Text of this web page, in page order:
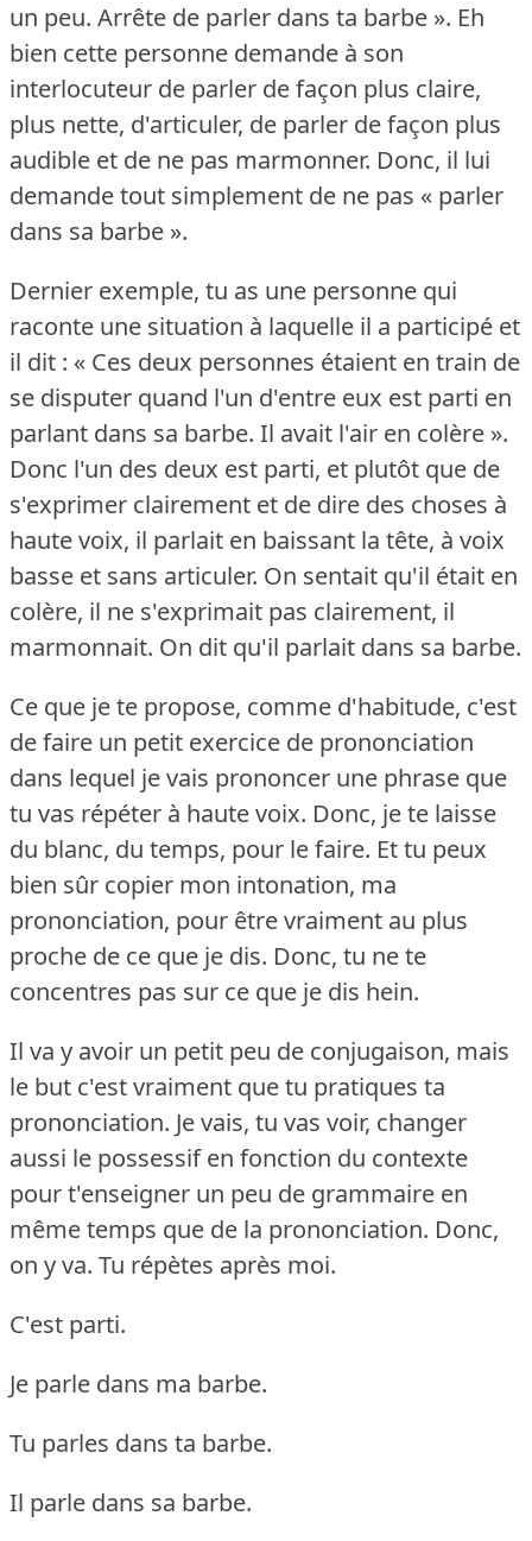
un peu. Arrête de parler dans ta barbe ». Eh
bien cette personne demande à son
interlocuteur de parler de façon plus claire,
plus nette, d'articuler, de parler de façon plus
audible et de ne pas marmonner. Donc, il lui
demande tout simplement de ne pas « parler
dans sa barbe ».
Dernier exemple, tu as une personne qui
raconte une situation à laquelle il a participé et
il dit : « Ces deux personnes étaient en train de
se disputer quand l'un d'entre eux est parti en
parlant dans sa barbe. Il avait l'air en colère ».
Donc l'un des deux est parti, et plutôt que de
s'exprimer clairement et de dire des choses à
haute voix, il parlait en baissant la tête, à voix
basse et sans articuler. On sentait qu'il était en
colère, il ne s'exprimait pas clairement, il
marmonnait. On dit qu'il parlait dans sa barbe.
Ce que je te propose, comme d'habitude, c'est
de faire un petit exercice de prononciation
dans lequel je vais prononcer une phrase que
tu vas répéter à haute voix. Donc, je te laisse
du blanc, du temps, pour le faire. Et tu peux
bien sûr copier mon intonation, ma
prononciation, pour être vraiment au plus
proche de ce que je dis. Donc, tu ne te
concentres pas sur ce que je dis hein.
Il va y avoir un petit peu de conjugaison, mais
le but c'est vraiment que tu pratiques ta
prononciation. Je vais, tu vas voir, changer
aussi le possessif en fonction du contexte
pour t'enseigner un peu de grammaire en
même temps que de la prononciation. Donc,
on y va. Tu répètes après moi.
C'est parti.
Je parle dans ma barbe.
Tu parles dans ta barbe.
Il parle dans sa barbe.